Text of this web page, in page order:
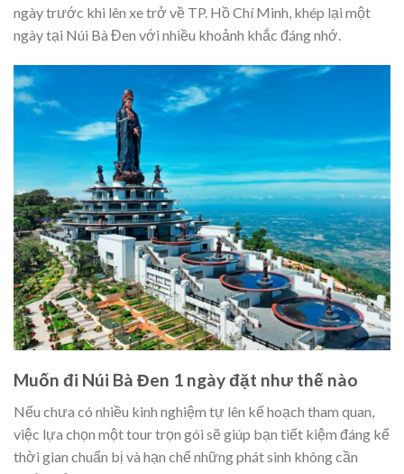
ngày trước khi lên xe trở về TP. Hồ Chí Minh, khép lại một
ngày tại Núi Bà Đen với nhiều khoảnh khắc đáng nhớ.
Muốn đi Núi Bà Đen 1 ngày đặt như thế nào
Nếu chưa có nhiều kinh nghiệm tự lên kế hoạch tham quan,
việc lựa chọn một tour trọn gói sẽ giúp bạn tiết kiệm đáng kể
thời gian chuẩn bị và hạn chế những phát sinh không cần